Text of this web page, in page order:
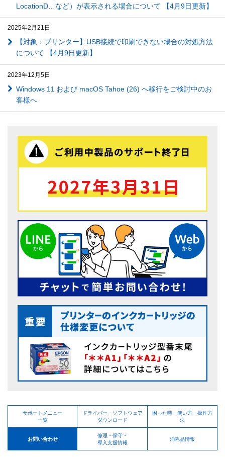
LocationD…など）が表示される場合について 【4月9日更新】
2025年2月21日
【対象：プリンター】USB接続で印刷できない場合の対処方法
について 【4月9日更新】
2023年12月5日
Windows 11 および macOS Tahoe (26) へ移行をご検討中のお
客様へ
サポートメニュー
一覧
ドライバー・ソフトウェア
ダウンロード
困った時・使い方・操作方
法
お問い合わせ
修理・保守・
導入支援情報
消耗品情報